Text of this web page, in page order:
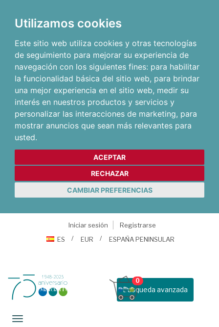
Utilizamos cookies
Este sitio web utiliza cookies y otras tecnologías
de seguimiento para mejorar su experiencia de
navegación con los siguientes fines: para habilitar
la funcionalidad básica del sitio web, para brindar
una mejor experiencia en el sitio web, medir su
interés en nuestros productos y servicios y
personalizar las interacciones de marketing, para
mostrar anuncios que sean más relevantes para
usted.
ACEPTAR
RECHAZAR
CAMBIAR PREFERENCIAS
Iniciar sesión
Registrarse
ES
EUR ESPAÑA PENINSULAR
Busqueda avanzada
0
Toggle navigation